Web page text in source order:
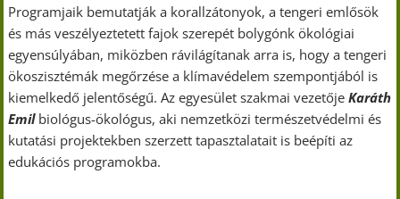
Programjaik bemutatják a korallzátonyok, a tengeri emlősök
és más veszélyeztetett fajok szerepét bolygónk ökológiai
egyensúlyában, miközben rávilágítanak arra is, hogy a tengeri
ökoszisztémák megőrzése a klímavédelem szempontjából is
kiemelkedő jelentőségű. Az egyesület szakmai vezetőjeKaráth
Emil biológus-ökológus, aki nemzetközi természetvédelmi és
kutatási projektekben szerzett tapasztalatait is beépíti az
edukációs programokba.